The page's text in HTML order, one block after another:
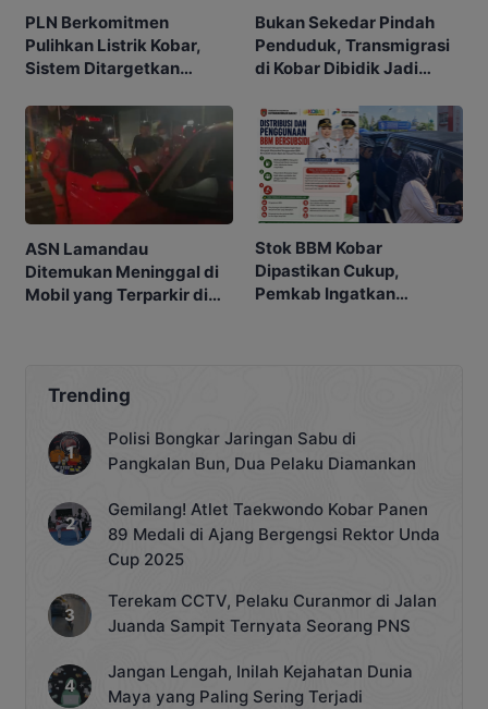
PLN Berkomitmen
Pulihkan Listrik Kobar,
Sistem Ditargetkan
Bukan Sekedar Pindah
Penduduk, Transmigrasi
di Kobar Dibidik Jadi
ASN Lamandau
Ditemukan Meninggal di
Mobil yang Terparkir di
Stok BBM Kobar
Dipastikan Cukup,
Pemkab Ingatkan
Trending
Polisi Bongkar Jaringan Sabu di
Pangkalan Bun, Dua Pelaku Diamankan
Gemilang! Atlet Taekwondo Kobar Panen
89 Medali di Ajang Bergengsi Rektor Unda
Cup 2025
Terekam CCTV, Pelaku Curanmor di Jalan
Juanda Sampit Ternyata Seorang PNS
Jangan Lengah, Inilah Kejahatan Dunia
Maya yang Paling Sering Terjadi